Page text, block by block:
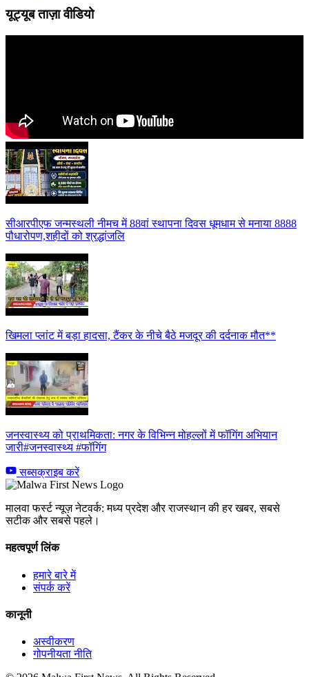
यूट्यूब ताज़ा वीडियो
सीआरपीएफ जन्मस्थली नीमच में 88वां स्थापना दिवस धूमधाम से मनाया 8888
पौधारोपण,शहीदों को श्रद्धांजलि
खिमला प्लांट में बड़ा हादसा, टैंकर के नीचे बैठे मजदूर की दर्दनाक मौत**
जनस्वास्थ्य को प्राथमिकता: नगर के विभिन्न मोहल्लों में फॉगिंग अभियान
जारी#जनस्वास्थ्य #फॉगिंग
सब्सक्राइब करें
मालवा फर्स्ट न्यूज़ नेटवर्क: मध्य प्रदेश और राजस्थान की हर खबर, सबसे
सटीक और सबसे पहले।
महत्वपूर्ण लिंक
हमारे बारे में
संपर्क करें
कानूनी
अस्वीकरण
गोपनीयता नीति